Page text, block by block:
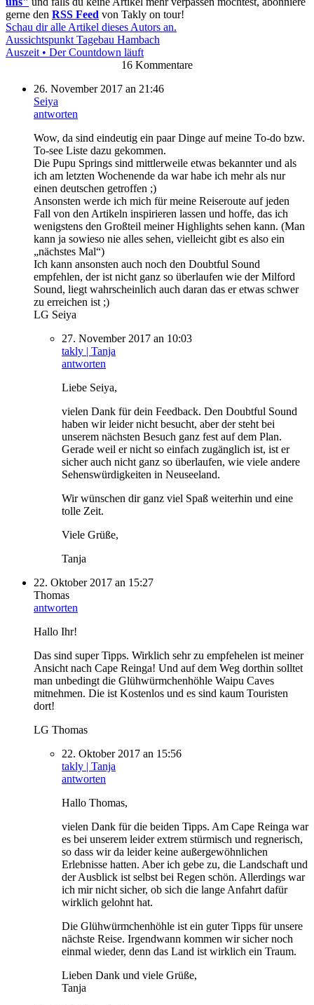
gerne den RSS Feed von Takly on tour!
Schau dir alle Artikel dieses Autors an.
Aussichtspunkt Tagebau Hambach
Auszeit • Der Countdown läuft
16 Kommentare
26. November 2017 an 21:46
Seiya
antworten
Wow, da sind eindeutig ein paar Dinge auf meine To-do bzw.
To-see Liste dazu gekommen.
Die Pupu Springs sind mittlerweile etwas bekannter und als
ich am letzten Wochenende da war habe ich mehr als nur
einen deutschen getroffen ;)
Ansonsten werde ich mich für meine Reiseroute auf jeden
Fall von den Artikeln inspirieren lassen und hoffe, das ich
wenigstens den Großteil meiner Highlights sehen kann. (Man
kann ja sowieso nie alles sehen, vielleicht gibt es also ein
„nächstes Mal“)
Ich kann ansonsten auch noch den Doubtful Sound
empfehlen, der ist nicht ganz so überlaufen wie der Milford
Sound, liegt wahrscheinlich auch daran das er etwas schwer
zu erreichen ist ;)
LG Seiya
27. November 2017 an 10:03
takly | Tanja
antworten
Liebe Seiya,
vielen Dank für dein Feedback. Den Doubtful Sound
haben wir leider nicht besucht, aber der steht bei
unserem nächsten Besuch ganz fest auf dem Plan.
Gerade weil er nicht so einfach zugänglich ist, ist er
sicher auch nicht ganz so überlaufen, wie viele andere
Sehenswürdigkeiten in Neuseeland.
Wir wünschen dir ganz viel Spaß weiterhin und eine
tolle Zeit.
Viele Grüße,
Tanja
22. Oktober 2017 an 15:27
Thomas
antworten
Hallo Ihr!
Das sind super Tipps. Wirklich sehr zu empfehelen ist meiner
Ansicht nach Cape Reinga! Und auf dem Weg dorthin solltet
man unbedingt die Glühwürmchenhöhle Waipu Caves
mitnehmen. Die ist Kostenlos und es sind kaum Touristen
dort!
LG Thomas
22. Oktober 2017 an 15:56
takly | Tanja
antworten
Hallo Thomas,
vielen Dank für die beiden Tipps. Am Cape Reinga war
es bei unserem leider extrem stürmisch und regnerisch,
so dass wir da leider keine außergewöhnlichen
Erlebnisse hatten. Aber ich gebe zu, die Landschaft und
der Ausblick ist selbst bei Regen schön. Allerdings war
ich mir nicht sicher, ob sich die lange Anfahrt dafür
wirklich gelohnt hat.
Die Glühwürmchenhöhle ist ein guter Tipps für unsere
nächste Reise. Irgendwann kommen wir sicher noch
einmal wieder, denn das Land ist wirklich ein Traum.
Lieben Dank und viele Grüße,
Tanja